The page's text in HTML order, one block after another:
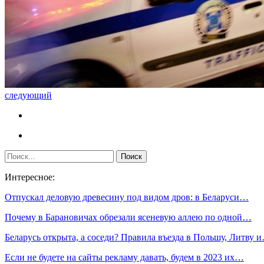
следующий
Интересное:
Отпускал деловую древесину под видом дров: в Беларуси…
Почему в Барановичах обрезали ясеневую аллею по одной…
Беларусь открыта, а соседи? Правила въезда в Польшу, Литву
Если не будете на сайты рекламу давать, будем в 2023 их…